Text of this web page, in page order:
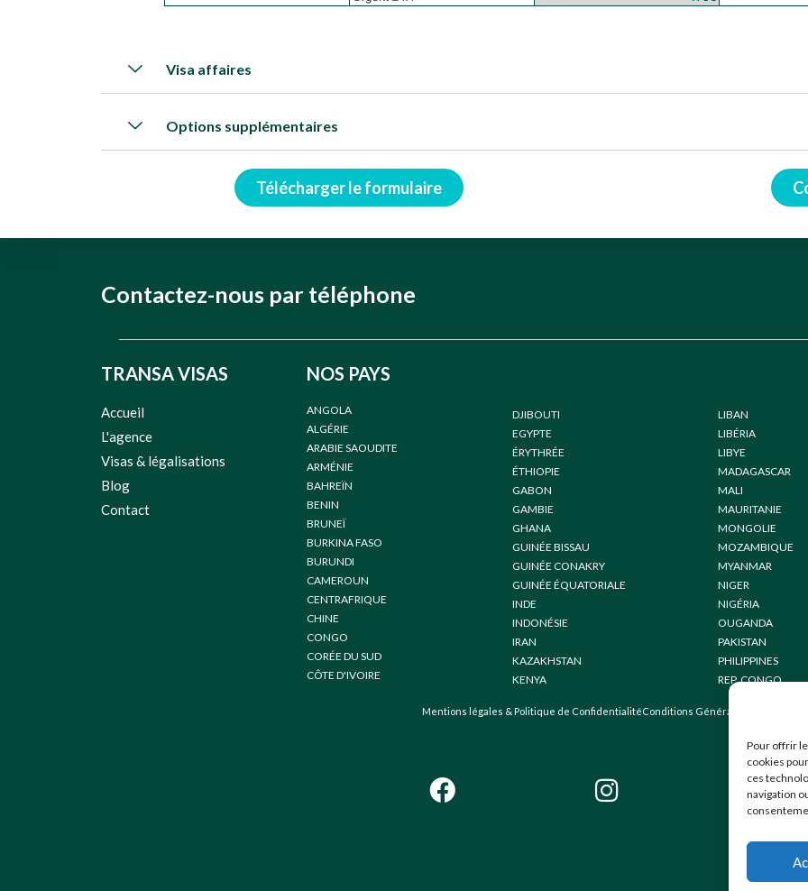
Pour offrir
cookies
ces
navigation
Visa affaires
Options supplémentaires
Télécharger le formulaire
Contactez-nous par téléphone
TRANSA VISAS
Accueil
L'agence
Visas & légalisations
Blog
Contact
NOS PAYS
ANGOLA
ALGÉRIE
ARABIE SAOUDITE
ARMÉNIE
BAHREÏN
BENIN
BRUNEÏ
BURKINA FASO
BURUNDI
CAMEROUN
CENTRAFRIQUE
CHINE
CONGO
CORÉE DU SUD
CÔTE D'IVOIRE
DJIBOUTI
EGYPTE
ÉRYTHRÉE
ÉTHIOPIE
GABON
GAMBIE
GHANA
GUINÉE BISSAU
GUINÉE CONAKRY
GUINÉE ÉQUATORIALE
INDE
INDONÉSIE
IRAN
KAZAKHSTAN
KENYA
LIBAN
LIBÉRIA
LIBYE
MADAGASCAR
MALI
MAURITANIE
MONGOLIE
MOZAMBIQUE
MYANMAR
NIGER
NIGÉRIA
OUGANDA
PAKISTAN
PHILIPPINES
REP. CONGO
Mentions légales & Politique de ConfidentialitéConditions Générales de Vente